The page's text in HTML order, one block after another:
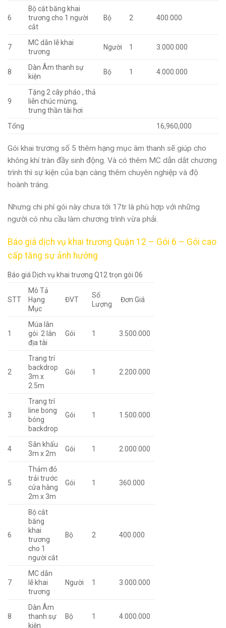
6
Bộ cắt băng khai
trương cho 1 người
cắt
Bộ 2 400.000
7
MC dẫn lễ khai
trương
Người 1 3.000.000
8
Dàn Âm thanh sự
kiện
Bộ 1 4.000.000
9
Tặng 2 cây pháo , thả
liễn chúc mừng,
trưng thần tài hơi
Tổng
16,960,000
Gói khai trương số 5 thêm hạng mục âm thanh sẽ giúp cho
không khí tràn đầy sinh động. Và có thêm MC dẫn dắt chương
trình thì sự kiện của bạn càng thêm chuyên nghiệp và độ
hoành tráng.
Nhưng chi phí gói này chưa tới 17tr là phù hợp với những
người có nhu cầu làm chương trình vừa phải.
Báo giá dịch vụ khai trương Quận 12 – Gói 6 – Gói cao
cấp tăng sự ảnh hưởng
Báo giá Dịch vụ khai trương Q12 trọn gói 06
STT
Mô Tả
Hạng
Mục
ĐVT
Số
Lượng
Đơn Giá
1
Múa lân
gói 2 lân
địa tài
Gói 1 3.500.000
2
Trang trí
backdrop
3m x
2.5m
Gói 1 2.200.000
3
Trang trí
line bong
bóng
backdrop
Gói 1 1.500.000
4
Sân khấu
3m x 2m
Gói 1 2.000.000
5
Thảm đỏ
trải trước
cửa hàng
2m x 3m
Gói 1 360.000
6
Bộ cắt
băng
khai
trương
cho 1
người cắt
Bộ 2 400.000
7
MC dẫn
lễ khai
trương
Người 1 3.000.000
8
Dàn Âm
thanh sự
kiện
Bộ 1 4.000.000